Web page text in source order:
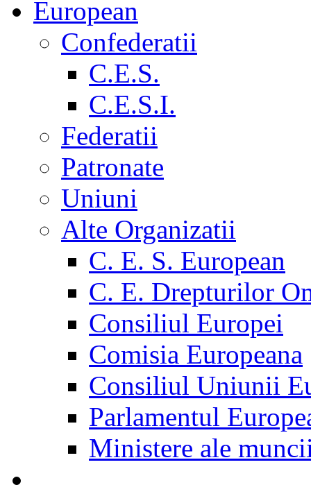
European
Confederatii
C.E.S.
C.E.S.I.
Federatii
Patronate
Uniuni
Alte Organizatii
C. E. S. European
C. E. Drepturilor
Consiliul Europei
Comisia Europeana
Consiliul Uniunii
Parlamentul
Ministere ale